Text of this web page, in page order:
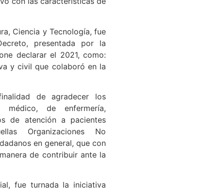
Ciencia y Tecnología, fue
presentada por la
declarar el 2021, como:
y civil que colaboró en la
de agradecer los
de enfermería,
de atención a pacientes
Organizaciones No
en general, que con
de contribuir ante la
fue turnada la iniciativa